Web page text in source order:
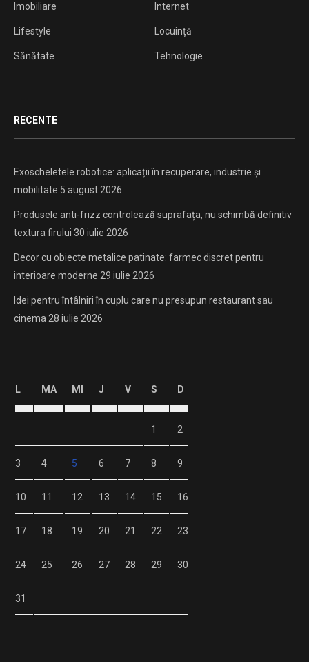
Imobiliare Internet
Lifestyle Locuință
Sănătate Tehnologie
RECENTE
Exoscheletele robotice: aplicații în recuperare, industrie și
mobilitate 5 august 2026
Produsele anti-frizz controlează suprafața, nu schimbă definitiv
textura firului 30 iulie 2026
Decor cu obiecte metalice patinate: farmec discret pentru
interioare moderne 29 iulie 2026
Idei pentru întâlniri în cuplu care nu presupun restaurant sau
cinema 28 iulie 2026
L MA MI J V S D
1 2
3 4 5 6 7 8 9
10 11 12 13 14 15 16
17 18 19 20 21 22 23
24 25 26 27 28 29 30
31